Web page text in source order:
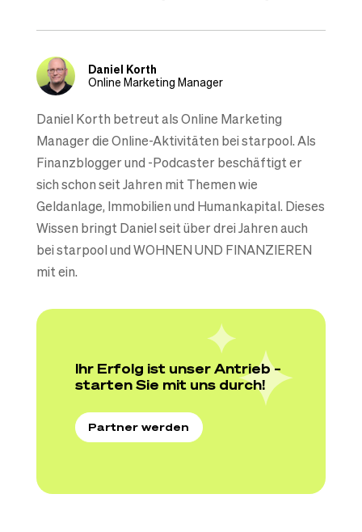
Daniel Korth
Online Marketing Manager
Daniel Korth betreut als Online Marketing
Manager die Online-Aktivitäten bei starpool. Als
Finanzblogger und -Podcaster beschäftigt er
sich schon seit Jahren mit Themen wie
Geldanlage, Immobilien und Humankapital. Dieses
Wissen bringt Daniel seit über drei Jahren auch
bei starpool und WOHNEN UND FINANZIEREN
mit ein.
Ihr Erfolg ist unser Antrieb –
starten Sie mit uns durch!
Partner werden